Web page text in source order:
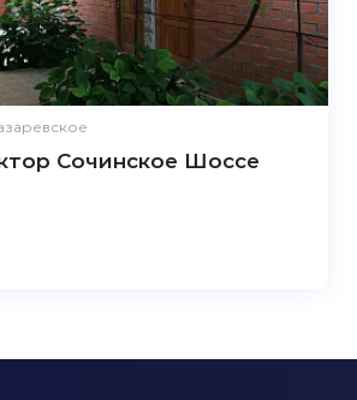
Сочинское Шоссе